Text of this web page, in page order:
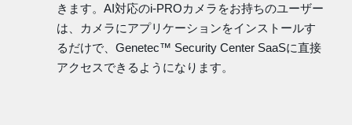
きます。AI対応のi-PROカメラをお持ちのユーザー
は、カメラにアプリケーションをインストールす
るだけで、Genetec™ Security Center SaaSに直接
アクセスできるようになります。